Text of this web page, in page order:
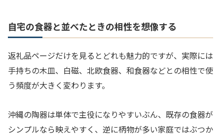
自宅の食器と並べたときの相性を想像する
返礼品ページだけを見るとどれも魅力的ですが、実際には
手持ちの木皿、白磁、北欧食器、和食器などとの相性で使
う頻度が大きく変わります。
沖縄の陶器は単体で主役になりやすいぶん、既存の食器が
シンプルなら映えやすく、逆に柄物が多い家庭ではぶつか